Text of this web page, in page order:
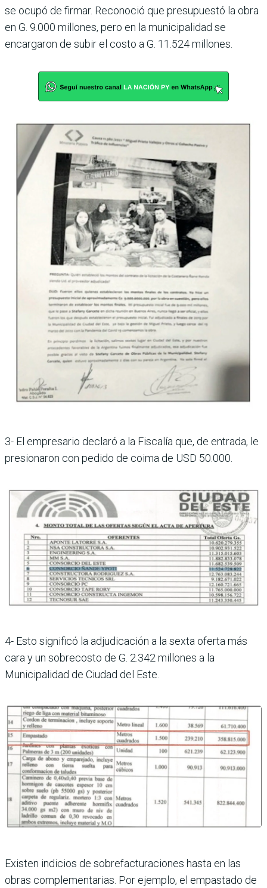
se ocupó de firmar. Reconoció que presupuestó la obra
en G. 9.000 millones, pero en la municipalidad se
encargaron de subir el costo a G. 11.524 millones.
3- El empresario declaró a la Fiscalía que, de entrada, le
presionaron con pedido de coima de USD 50.000.
4- Esto significó la adjudicación a la sexta oferta más
cara y un sobrecosto de G. 2.342 millones a la
Municipalidad de Ciudad del Este.
Existen indicios de sobrefacturaciones hasta en las
obras complementarias. Por ejemplo, el empastado de